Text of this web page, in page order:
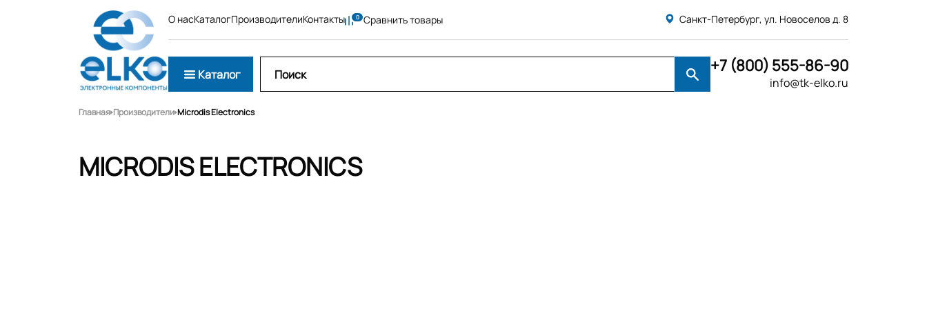
О насКаталогПроизводителиКонтакты Сравнить товары Санкт-Петербург, ул. Новоселов д. 8
Каталог +7 (800) 555-86-90
info@tk-elko.ru
Главная Производители Microdis Electronics
MICRODIS ELECTRONICS